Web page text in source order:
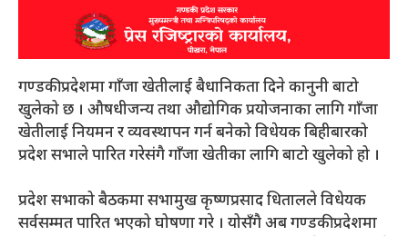
गण्डकी प्रदेशमा गाँजा खेतीलाई बैधानिकता दिने कानुनी बाटो
खुलेको छ । औषधीजन्य तथा औद्योगिक प्रयोजनाका लागि गाँजा
खेतीलाई नियमन र व्यवस्थापन गर्न बनेको विधेयक बिहीबारको
प्रदेश सभाले पारित गरेसंगै गाँजा खेतीका लागि बाटो खुलेको हो ।
प्रदेश सभाको बैठकमा सभामुख कृष्णप्रसाद धितालले विधेयक
सर्वसम्मत पारित भएको घोषणा गरे । योसँगै अब गण्डकी प्रदेशमा